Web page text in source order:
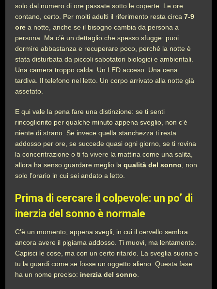
solo dal numero di ore passate sotto le coperte. Le ore
contano, certo. Per molti adulti il riferimento resta circa7-9
ore a notte, anche se il bisogno cambia da persona a
persona. Ma c’è un dettaglio che spesso sfugge: puoi
dormire abbastanza e recuperare poco, perché la notte è
stata disturbata da piccoli sabotatori biologici e ambientali.
Una camera troppo calda. Un LED acceso. Una cena
tardiva. Il telefono nel letto. Un corpo arrivato alla notte già
assetato.
E qui vale la pena fare una distinzione: se ti senti
rincoglionito per qualche minuto appena sveglio, non c’è
niente di strano. Se invece quella stanchezza ti resta
addosso per ore, se succede quasi ogni giorno, se ti rovina
la concentrazione o ti fa vivere la mattina come una salita,
allora ha senso guardare meglio laqualità del sonno , non
solo l’orario in cui sei andato a letto.
Prima di cercare il colpevole: un po’ di
inerzia del sonno è normale
C’è un momento, appena svegli, in cui il cervello sembra
ancora avere il pigiama addosso. Ti muovi, ma lentamente.
Capisci le cose, ma con un certo ritardo. La sveglia suona e
tu la guardi come se fosse un oggetto alieno. Questa fase
ha un nome preciso: inerzia del sonno